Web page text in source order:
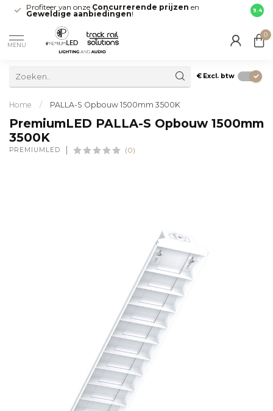
Profiteer van onze Concurrerende prijzen en
Geweldige aanbiedingen! direct
9.4
MENU
0
€ Excl. btw
Home / PALLA-S Opbouw 1500mm 3500K
PremiumLED PALLA-S Opbouw 1500mm
3500K
PREMIUMLED (0)